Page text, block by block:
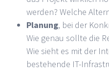
werden? Welche
Planung, bei der
Wie genau sollte die
Wie sieht es mit der
bestehende IT-